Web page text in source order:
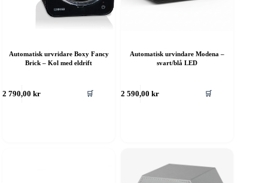
Automatisk urvridare Boxy Fancy
Brick – Kol med eldrift
2 790,00kr 🛒
Automatisk urvindare Modena –
svart/blå LED
2 590,00kr 🛒